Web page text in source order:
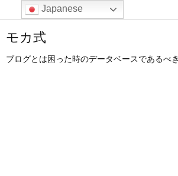
モカ式
ブログとは困った時のデータベースであるべ
Japanese